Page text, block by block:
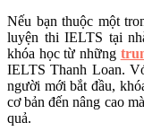
Nếu bạn thuộc một
luyện thi IELTS tại
khóa học từ những
IELTS Thanh Loan.
người mới bắt đầu,
cơ bản đến nâng cao
quả.